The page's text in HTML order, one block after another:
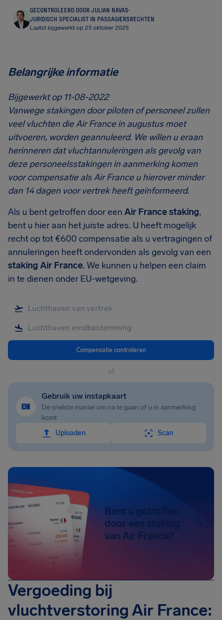
GECONTROLEERD DOOR JULIAN NAVAS·
JURIDISCH SPECIALIST IN PASSAGIERSRECHTEN
Laatst bijgewerkt op 23 oktober 2025
Belangrijke informatie
Bijgewerkt op 11-08-2022
Vanwege stakingen door piloten of personeel zullen
veel vluchten die Air France in augustus moet
uitvoeren, worden geannuleerd. We willen u eraan
herinneren dat vluchtannuleringen als gevolg van
deze personeelsstakingen in aanmerking komen
voor compensatie als Air France u hierover minder
dan 14 dagen voor vertrek heeft geïnformeerd.
Als u bent getroffen door een Air France staking,
bent u hier aan het juiste adres. U heeft mogelijk
recht op tot €600 compensatie als u vertragingen of
annuleringen heeft ondervonden als gevolg van een
staking Air France. We kunnen u helpen een claim
in te dienen onder EU-wetgeving.
Compensatie controleren
of
Gebruik uw instapkaart
De snelste manier om na te gaan of u in aanmerking
komt
Uploaden
Scan
Bent u getroffen
door een staking
van Air France?
Vergoeding bij
vluchtverstoring Air France: